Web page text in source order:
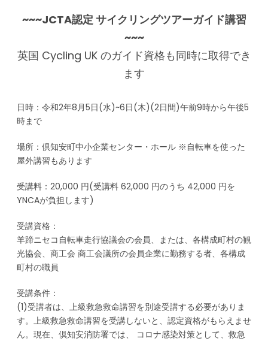
~~~JCTA認定 サイクリングツアーガイド講習
~~~
英国 Cycling UK のガイド資格も同時に取得でき
ます
日時：令和2年8月5日(水)~6日(木)(2日間)午前9時から午後5
時まで
場所：倶知安町中小企業センター・ホール ※自転車を使った
屋外講習もあります
受講料：20,000 円(受講料 62,000 円のうち 42,000 円を
YNCAが負担します)
受講資格：
羊蹄ニセコ自転車走行協議会の会員、または、各構成町村の観
光協会、商工会 商工会議所の会員企業に勤務する者、各構成
町村の職員
受講条件：
(1)受講者は、上級救急救命講習を別途受講する必要がありま
す。上級救急救命講習を受講しないと、認定資格がもらえませ
ん。現在、倶知安消防署では、 コロナ感染対策として、救急